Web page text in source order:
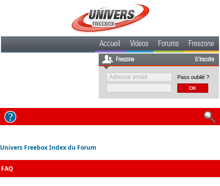
Accueil Videos Forums Freezone
Freezone S'inscrire
Pass oublié ?
Univers Freebox Index du Forum
FAQ